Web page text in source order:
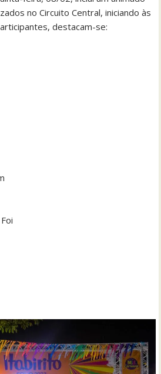
no Circuito Central, iniciando às
destacam-se: